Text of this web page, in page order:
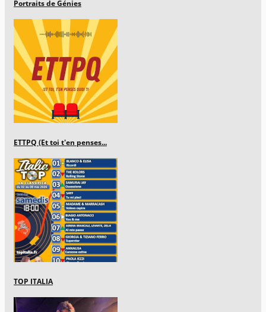
Portraits de Génies
ETTPQ (Et toi t'en penses...
TOP ITALIA